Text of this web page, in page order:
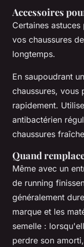
Accessoires
Certaines
vos chaussures
longtemps.
En saupoudrant
chaussures, vous
rapidement.
antibactérien
chaussures
Quand
Même avec un
de running
généralement
marque et les
semelle :
perdre son